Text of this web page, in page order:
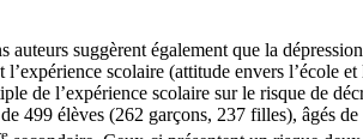
suggèrent également que la
scolaire (attitude envers l’école
de l’expérience scolaire sur le risque de
499 élèves (262 garçons, 237 filles), âgés